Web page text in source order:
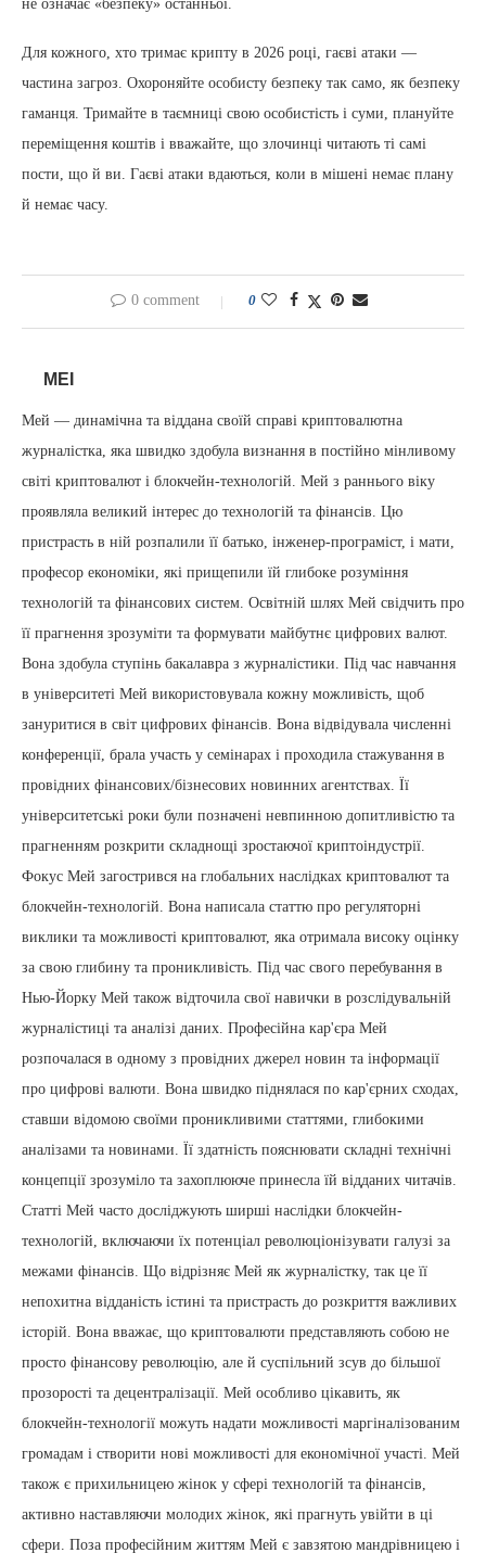
не означає «безпеку» останньої.
Для кожного, хто тримає крипту в 2026 році, гаєві атаки —
частина загроз. Охороняйте особисту безпеку так само, як безпеку
гаманця. Тримайте в таємниці свою особистість і суми, плануйте
переміщення коштів і вважайте, що злочинці читають ті самі
пости, що й ви. Гаєві атаки вдаються, коли в мішені немає плану
й немає часу.
0 comment 0
MEI
Мей — динамічна та віддана своїй справі криптовалютна
журналістка, яка швидко здобула визнання в постійно мінливому
світі криптовалют і блокчейн-технологій. Мей з раннього віку
проявляла великий інтерес до технологій та фінансів. Цю
пристрасть в ній розпалили її батько, інженер-програміст, і мати,
професор економіки, які прищепили їй глибоке розуміння
технологій та фінансових систем. Освітній шлях Мей свідчить про
її прагнення зрозуміти та формувати майбутнє цифрових валют.
Вона здобула ступінь бакалавра з журналістики. Під час навчання
в університеті Мей використовувала кожну можливість, щоб
зануритися в світ цифрових фінансів. Вона відвідувала численні
конференції, брала участь у семінарах і проходила стажування в
провідних фінансових/бізнесових новинних агентствах. Її
університетські роки були позначені невпинною допитливістю та
прагненням розкрити складнощі зростаючої криптоіндустрії.
Фокус Мей загострився на глобальних наслідках криптовалют та
блокчейн-технологій. Вона написала статтю про регуляторні
виклики та можливості криптовалют, яка отримала високу оцінку
за свою глибину та проникливість. Під час свого перебування в
Нью-Йорку Мей також відточила свої навички в розслідувальній
журналістиці та аналізі даних. Професійна кар'єра Мей
розпочалася в одному з провідних джерел новин та інформації
про цифрові валюти. Вона швидко піднялася по кар'єрних сходах,
ставши відомою своїми проникливими статтями, глибокими
аналізами та новинами. Її здатність пояснювати складні технічні
концепції зрозуміло та захоплююче принесла їй відданих читачів.
Статті Мей часто досліджують ширші наслідки блокчейн-
технологій, включаючи їх потенціал революціонізувати галузі за
межами фінансів. Що відрізняє Мей як журналістку, так це її
непохитна відданість істині та пристрасть до розкриття важливих
історій. Вона вважає, що криптовалюти представляють собою не
просто фінансову революцію, але й суспільний зсув до більшої
прозорості та децентралізації. Мей особливо цікавить, як
блокчейн-технології можуть надати можливості маргіналізованим
громадам і створити нові можливості для економічної участі. Мей
також є прихильницею жінок у сфері технологій та фінансів,
активно наставляючи молодих жінок, які прагнуть увійти в ці
сфери. Поза професійним життям Мей є завзятою мандрівницею і